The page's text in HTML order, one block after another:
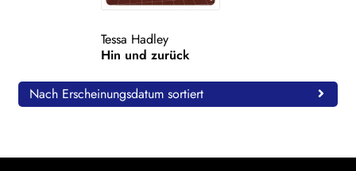
Search:
Tessa Hadley
Hin und zurück
Nach Erscheinungsdatum sortiert